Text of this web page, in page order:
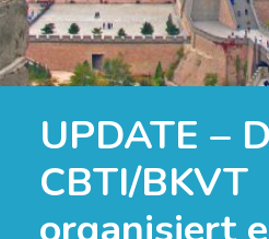
UPDATE –
CBTI/BKVT